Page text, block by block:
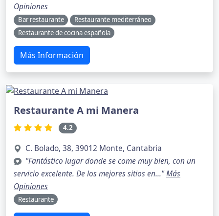
Opiniones
Bar restaurante
Restaurante mediterráneo
Restaurante de cocina española
Más Información
Restaurante A mi Manera
4.2
C. Bolado, 38, 39012 Monte, Cantabria
"Fantástico lugar donde se come muy bien, con un
servicio excelente. De los mejores sitios en..."Más
Opiniones
Restaurante